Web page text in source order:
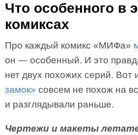
Что особенного в
комиксах
Про каждый комикс «МИФа»
он — особенный. И это
нет двух похожих серий. Вот
замок» совсем не похож на
и разглядывали раньше.
Чертежи и макеты